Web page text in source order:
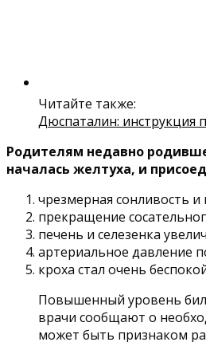
Читайте также:
Дюспаталин: инструкция
Родителям недавно
началась желтуха, и
чрезмерная сонливость и
прекращение
печень и селезенка
артериальное давление
кроха стал очень
Повышенный уровень
врачи сообщают о
может быть признаком